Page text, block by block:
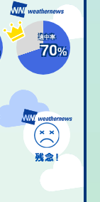
適中率
70%